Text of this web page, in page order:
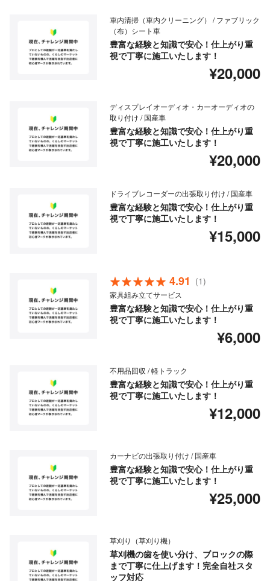
車内清掃（車内クリーニング） / ファブリック
（布）シート車
豊富な経験と知識で安心！仕上がり重
視で丁寧に施工いたします！
¥20,000
ディスプレイオーディオ・カーオーディオの
取り付け / 国産車
豊富な経験と知識で安心！仕上がり重
視で丁寧に施工いたします！
¥20,000
ドライブレコーダーの出張取り付け / 国産車
豊富な経験と知識で安心！仕上がり重
視で丁寧に施工いたします！
¥15,000
4.91 (1)
家具組み立てサービス
豊富な経験と知識で安心！仕上がり重
視で丁寧に施工いたします！
¥6,000
不用品回収 / 軽トラック
豊富な経験と知識で安心！仕上がり重
視で丁寧に施工いたします！
¥12,000
カーナビの出張取り付け / 国産車
豊富な経験と知識で安心！仕上がり重
視で丁寧に施工いたします！
¥25,000
草刈り（草刈り機）
草刈機の歯を使い分け、ブロックの際
まで丁寧に仕上げます！完全自社スタ
ッフ対応